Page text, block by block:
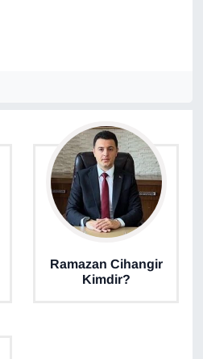
Ramazan Cihangir
Kimdir?